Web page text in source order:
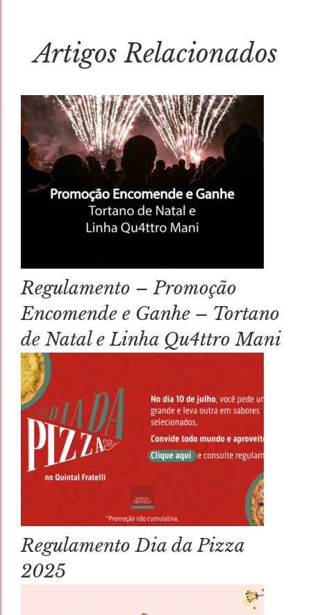
Artigos Relacionados
Regulamento – Promoção
Encomende e Ganhe – Tortano
de Natal e Linha Qu4ttro Mani
Regulamento Dia da Pizza
2025